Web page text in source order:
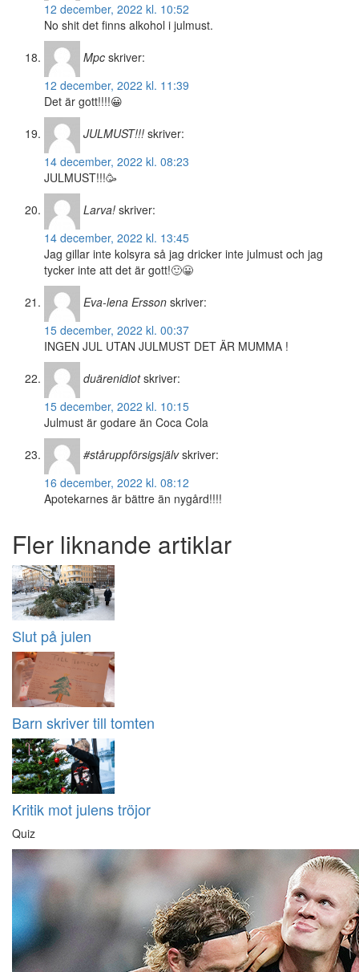
12 december, 2022 kl. 10:52
No shit det finns alkohol i julmust.
Mpc skriver:
12 december, 2022 kl. 11:39
Det är gott!!!!😀
JULMUST!!! skriver:
14 december, 2022 kl. 08:23
JULMUST!!!🥳
Larva! skriver:
14 december, 2022 kl. 13:45
Jag gillar inte kolsyra så jag dricker inte julmust och jag
tycker inte att det är gott!🙂😀
Eva-lena Ersson skriver:
15 december, 2022 kl. 00:37
INGEN JUL UTAN JULMUST DET ÄR MUMMA !
duärenidiot skriver:
15 december, 2022 kl. 10:15
Julmust är godare än Coca Cola
#ståruppförsigsjälv skriver:
16 december, 2022 kl. 08:12
Apotekarnes är bättre än nygård!!!!
Fler liknande artiklar
Slut på julen
Barn skriver till tomten
Kritik mot julens tröjor
Quiz